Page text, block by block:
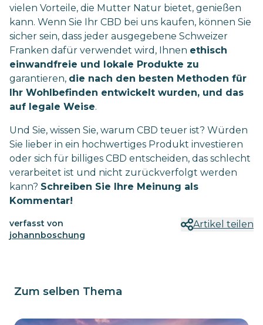
vielen Vorteile, die Mutter Natur bietet, genießen
kann. Wenn Sie Ihr CBD bei uns kaufen, können Sie
sicher sein, dass jeder ausgegebene Schweizer
Franken dafür verwendet wird, Ihnen ethisch
einwandfreie und lokale Produkte zu
garantieren, die nach den besten Methoden für
Ihr Wohlbefinden entwickelt wurden, und das
auf legale Weise.
Und Sie, wissen Sie, warum CBD teuer ist? Würden
Sie lieber in ein hochwertiges Produkt investieren
oder sich für billiges CBD entscheiden, das schlecht
verarbeitet ist und nicht zurückverfolgt werden
kann? Schreiben Sie Ihre Meinung als
Kommentar!
verfasst von
johannboschung
Artikel teilen
Zum selben Thema